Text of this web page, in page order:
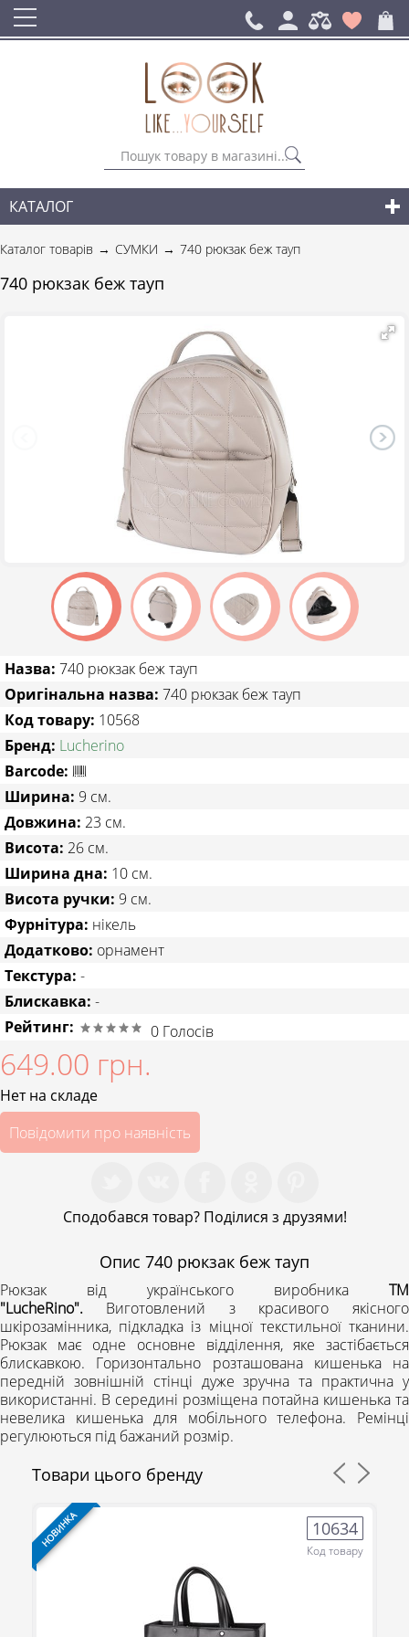
КАТАЛОГ
СУМКИ
РЮКЗАКИ ДЛЯ МІСТА
НОВИНКИ СУМОК І АКСЕСУАРІВ
ТОВАРИ ЗІ ЗНИЖКОЮ
Каталог товарів СУМКИ 740 рюкзак беж тауп
740 рюкзак беж тауп
Назва: 740 рюкзак беж тауп
Оригінальна назва: 740 рюкзак беж тауп
Код товару: 10568
Бренд: Lucherino
Barcode:
Ширина: 9 см.
Довжина: 23 см.
Висота: 26 см.
Ширина дна: 10 см.
Висота ручки: 9 см.
Фурнітура: нікель
Додатково: орнамент
Текстура: -
Блискавка: -
Рейтинг:
0 Голосів
649.00 грн.
Нет на складе
Повідомити про наявність
Сподобався товар? Поділися з друзями!
Опис 740 рюкзак беж тауп
Рюкзак від українського виробника ТМ
"LucheRino". Виготовлений з красивого якісного
шкірозамінника, підкладка із міцної текстильної тканини.
Рюкзак має одне основне відділення, яке застібається
блискавкою. Горизонтально розташована кишенька на
передній зовнішній стінці дуже зручна та практична у
використанні. В середині розміщена потайна кишенька та
невелика кишенька для мобільного телефона. Ремінці
регулюються під бажаний розмір.
Товари цього бренду
НОВИНКА 10634
Код товару